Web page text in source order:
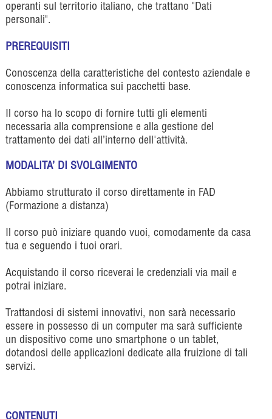
operanti sul territorio italiano, che trattano "Dati
personali".
PREREQUISITI
Conoscenza della caratteristiche del contesto aziendale e
conoscenza informatica sui pacchetti base.
Il corso ha lo scopo di fornire tutti gli elementi
necessaria alla comprensione e alla gestione del
trattamento dei dati all’interno dell'attività.
MODALITA’ DI SVOLGIMENTO
Abbiamo strutturato il corso direttamente in FAD
(Formazione a distanza)
Il corso può iniziare quando vuoi, comodamente da casa
tua e seguendo i tuoi orari.
Acquistando il corso riceverai le credenziali via mail e
potrai iniziare.
Trattandosi di sistemi innovativi, non sarà necessario
essere in possesso di un computer ma sarà sufficiente
un dispositivo come uno smartphone o un tablet,
dotandosi delle applicazioni dedicate alla fruizione di tali
servizi.